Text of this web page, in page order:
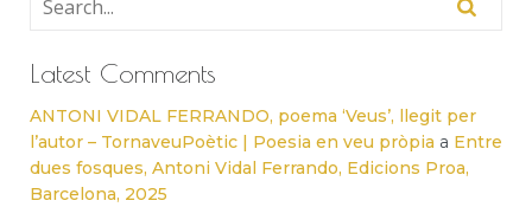
Latest Comments
ANTONI VIDAL FERRANDO, poema ‘Veus’, llegit per
l’autor – TornaveuPoètic | Poesia en veu pròpia a Entre
dues fosques, Antoni Vidal Ferrando, Edicions Proa,
Barcelona, 2025